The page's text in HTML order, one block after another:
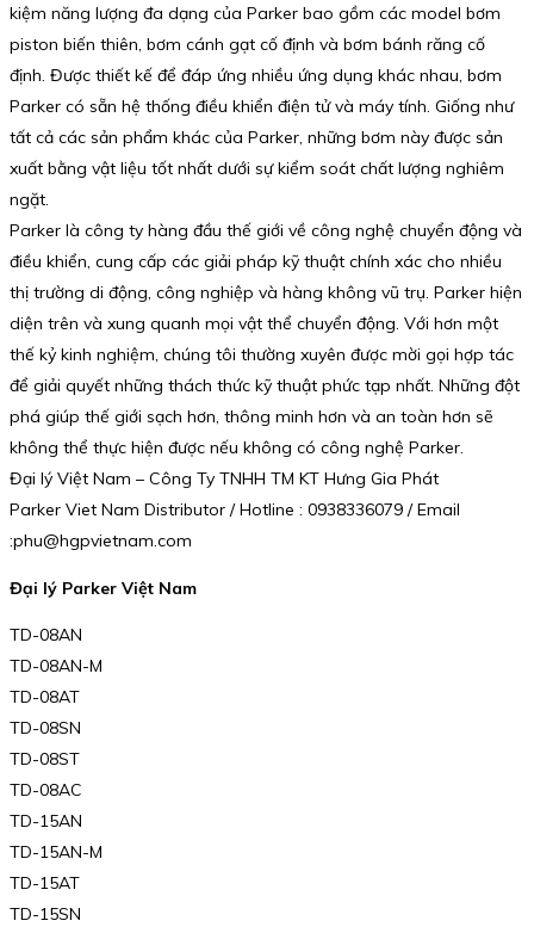
kiệm năng lượng đa dạng của Parker bao gồm các model bơm
piston biến thiên, bơm cánh gạt cố định và bơm bánh răng cố
định. Được thiết kế để đáp ứng nhiều ứng dụng khác nhau, bơm
Parker có sẵn hệ thống điều khiển điện tử và máy tính. Giống như
tất cả các sản phẩm khác của Parker, những bơm này được sản
xuất bằng vật liệu tốt nhất dưới sự kiểm soát chất lượng nghiêm
ngặt.
Parker là công ty hàng đầu thế giới về công nghệ chuyển động và
điều khiển, cung cấp các giải pháp kỹ thuật chính xác cho nhiều
thị trường di động, công nghiệp và hàng không vũ trụ. Parker hiện
diện trên và xung quanh mọi vật thể chuyển động. Với hơn một
thế kỷ kinh nghiệm, chúng tôi thường xuyên được mời gọi hợp tác
để giải quyết những thách thức kỹ thuật phức tạp nhất. Những đột
phá giúp thế giới sạch hơn, thông minh hơn và an toàn hơn sẽ
không thể thực hiện được nếu không có công nghệ Parker.
Đại lý Việt Nam – Công Ty TNHH TM KT Hưng Gia Phát
Parker Viet Nam Distributor / Hotline : 0938336079 / Email
:phu@hgpvietnam.com
Đại lý Parker Việt Nam
TD-08AN
TD-08AN-M
TD-08AT
TD-08SN
TD-08ST
TD-08AC
TD-15AN
TD-15AN-M
TD-15AT
TD-15SN